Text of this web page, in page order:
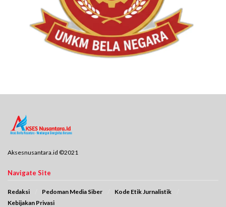
Aksesnusantara.id ©2021
Navigate Site
Redaksi Pedoman Media Siber
Kode Etik Jurnalistik
Kebijakan Privasi